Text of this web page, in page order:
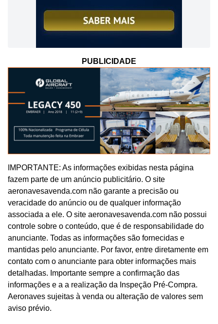
PUBLICIDADE
IMPORTANTE: As informações exibidas nesta página
fazem parte de um anúncio publicitário. O site
aeronavesavenda.com não garante a precisão ou
veracidade do anúncio ou de qualquer informação
associada a ele. O site aeronavesavenda.com não possui
controle sobre o conteúdo, que é de responsabilidade do
anunciante. Todas as informações são fornecidas e
mantidas pelo anunciante. Por favor, entre diretamente em
contato com o anunciante para obter informações mais
detalhadas. Importante sempre a confirmação das
informações e a a realização da Inspeção Pré-Compra.
Aeronaves sujeitas à venda ou alteração de valores sem
aviso prévio.